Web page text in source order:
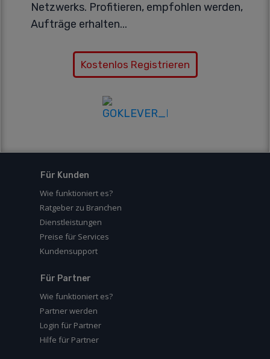
Netzwerks. Profitieren, empfohlen werden,
Aufträge erhalten...
Kostenlos Registrieren
Für Kunden
Wie funktioniert es?
Ratgeber zu Branchen
Dienstleistungen
Preise für Services
Kundensupport
Für Partner
Wie funktioniert es?
Partner werden
Login für Partner
Hilfe für Partner